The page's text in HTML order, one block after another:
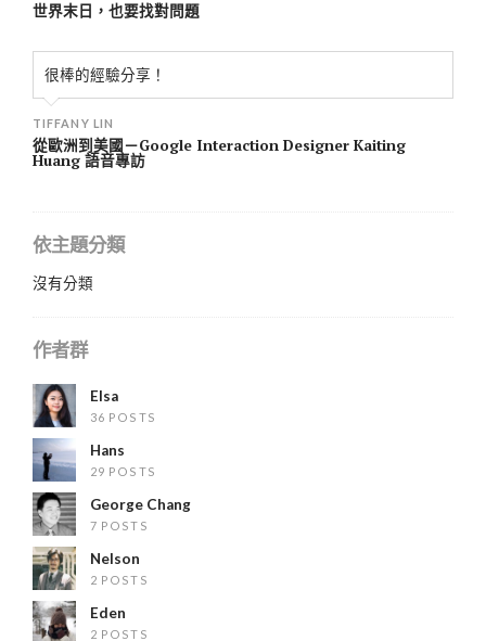
世界末日，也要找對問題
很棒的經驗分享！
TIFFANY LIN
從歐洲到美國－Google Interaction Designer Kaiting
Huang 語音專訪
依主題分類
沒有分類
作者群
Elsa
36 POSTS
Hans
29 POSTS
George Chang
7 POSTS
Nelson
2 POSTS
Eden
2 POSTS